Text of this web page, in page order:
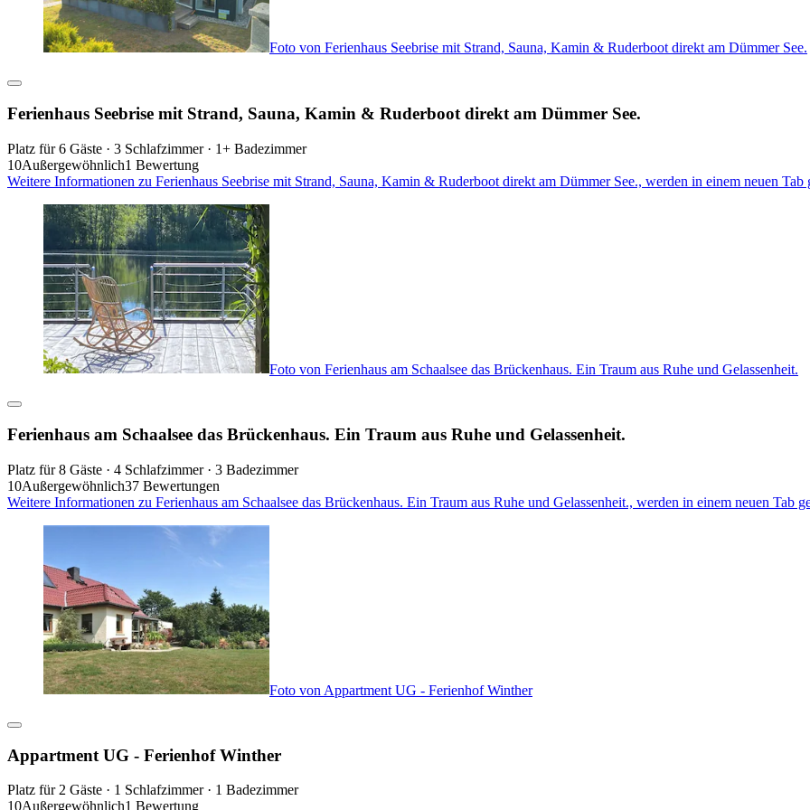
Foto von Ferienhaus Seebrise mit Strand, Sauna, Kamin & Ruderboot direkt am Dümmer See.
Ferienhaus Seebrise mit Strand, Sauna, Kamin & Ruderboot direkt am Dümmer See.
Platz für 6 Gäste · 3 Schlafzimmer · 1+ Badezimmer
10Außergewöhnlich1 Bewertung
Weitere Informationen zu Ferienhaus Seebrise mit Strand, Sauna, Kamin & Ruderboot direkt am Dümmer See., werden in einem neuen Tab
Foto von Ferienhaus am Schaalsee das Brückenhaus. Ein Traum aus Ruhe und Gelassenheit.
Ferienhaus am Schaalsee das Brückenhaus. Ein Traum aus Ruhe und Gelassenheit.
Platz für 8 Gäste · 4 Schlafzimmer · 3 Badezimmer
10Außergewöhnlich37 Bewertungen
Weitere Informationen zu Ferienhaus am Schaalsee das Brückenhaus. Ein Traum aus Ruhe und Gelassenheit., werden in einem neuen Tab
Foto von Appartment UG - Ferienhof Winther
Appartment UG - Ferienhof Winther
Platz für 2 Gäste · 1 Schlafzimmer · 1 Badezimmer
10Außergewöhnlich1 Bewertung